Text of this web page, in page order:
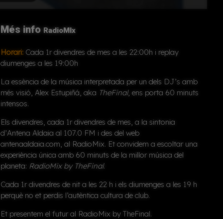
Més info RadioMIx
Horari: Cada 1r divendres de mes a les 22:00h i replay
diumenges a les 19:00h
La essència de la música interpretada per un dels DJ’s amb
més visió, Alex Estupiñá, aka TheFinal, ens porta 60 minuts
intensos.
Els divendres, cada 1r divendres de mes, a la sintonia
d’Antena Aldaia al 107.0 FM i des del web
antenaaldaia.com, al RadioMix. Et convidem a escoltar una
experiència única amb 60 minuts de la millor música del
planeta: RadioMix by TheFinal.
Cada 1r divendres de nit a les 22 h i els diumenges a les 19 h
perquè no et perdis l’autèntica cultura de club.
Et presentem el futur al RadioMix by TheFinal.